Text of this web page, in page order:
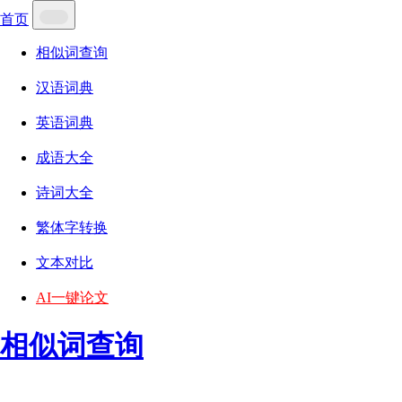
首页
相似词查询
汉语词典
英语词典
成语大全
诗词大全
繁体字转换
文本对比
AI一键论文
相似词查询